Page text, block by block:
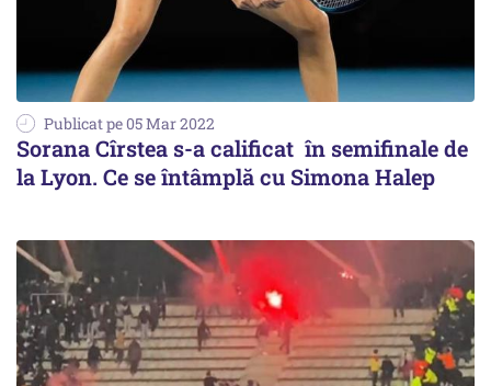
Publicat pe 05 Mar 2022
Sorana Cîrstea s-a calificat în semifinale de
la Lyon. Ce se întâmplă cu Simona Halep